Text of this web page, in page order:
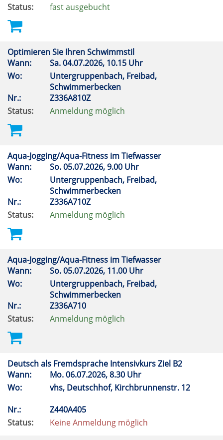
Status:
fast ausgebucht
Optimieren Sie Ihren Schwimmstil
Wann:
Sa.04.07.2026, 10.15 Uhr
Wo:
Untergruppenbach, Freibad,
Schwimmerbecken
Nr.:
Z336A810Z
Status:
Anmeldung möglich
Aqua-Jogging/Aqua-Fitness im Tiefwasser
Wann:
So.05.07.2026, 9.00 Uhr
Wo:
Untergruppenbach, Freibad,
Schwimmerbecken
Nr.:
Z336A710Z
Status:
Anmeldung möglich
Aqua-Jogging/Aqua-Fitness im Tiefwasser
Wann:
So.05.07.2026, 11.00 Uhr
Wo:
Untergruppenbach, Freibad,
Schwimmerbecken
Nr.:
Z336A710
Status:
Anmeldung möglich
Deutsch als Fremdsprache Intensivkurs Ziel B2
Wann:
Mo.06.07.2026, 8.30 Uhr
Wo:
vhs, Deutschhof, Kirchbrunnenstr. 12
Nr.:
Z440A405
Status:
Keine Anmeldung möglich